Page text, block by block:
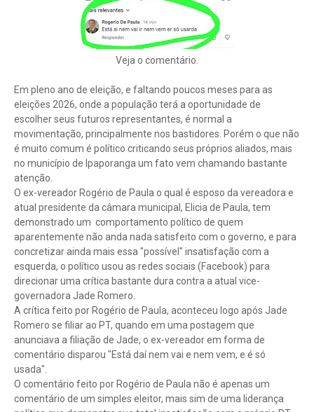
Veja o comentário.
Em pleno ano de eleição, e faltando poucos meses para as
eleições 2026, onde a população terá a oportunidade de
escolher seus futuros representantes, é normal a
movimentação, principalmente nos bastidores. Porém o que não
é muito comum é político criticando seus próprios aliados, mais
no município de Ipaporanga um fato vem chamando bastante
atenção.
O ex-vereador Rogério de Paula o qual é esposo da vereadora e
atual presidente da câmara municipal, Elicia de Paula, tem
demonstrado um comportamento político de quem
aparentemente não anda nada satisfeito com o governo, e para
concretizar ainda mais essa "possível" insatisfação com a
esquerda, o político usou as redes sociais (Facebook) para
direcionar uma crítica bastante dura contra a atual vice-
governadora Jade Romero.
A crítica feito por Rogério de Paula, aconteceu logo após Jade
Romero se filiar ao PT, quando em uma postagem que
anunciava a filiação de Jade, o ex-vereador em forma de
comentário disparou "Está daí nem vai e nem vem, e é só
usada".
O comentário feito por Rogério de Paula não é apenas um
comentário de um simples eleitor, mais sim de uma liderança